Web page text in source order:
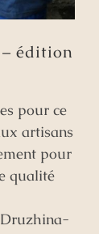
édition
pour ce
artisans
pour
qualité